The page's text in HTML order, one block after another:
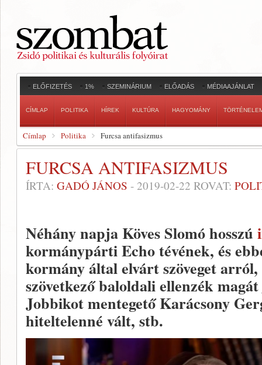
ELŐFIZETÉS 1% SZEMINÁRIUM ELŐADÁS MÉDIAAJÁNLAT
CÍMLAP POLITIKA HÍREK KULTÚRA HAGYOMÁNY
Címlap Politika Furcsa antifasizmus
FURCSA ANTIFASIZMUS
ÍRTA: GADÓ JÁNOS - 2019-02-22 ROVAT:
Néhány napja Köves Slomó hosszú
kormánypárti Echo tévének, és
kormány által elvárt szöveget
szövetkező baloldali ellenzék
Jobbikot mentegető Karácsony
hiteltelenné vált, stb.